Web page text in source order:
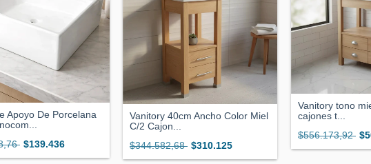
Apoyo De Porcelana
$139.436
Vanitory 40cm Ancho Color Miel
C/2 Cajon...
$344.582,68 $310.125
Vanitory tono
cajones t...
$556.173,92